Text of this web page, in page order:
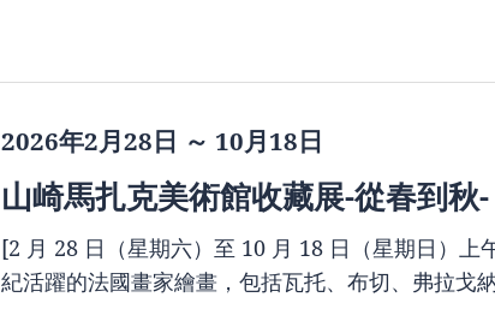
2026年2月28日 ～ 10月18日
山崎馬扎克美術館收藏展-從春到秋-
[2 月 28 日（星期六）至 10 月 18 日（星期日）
紀活躍的法國畫家繪畫，包括瓦托、布切、弗拉戈